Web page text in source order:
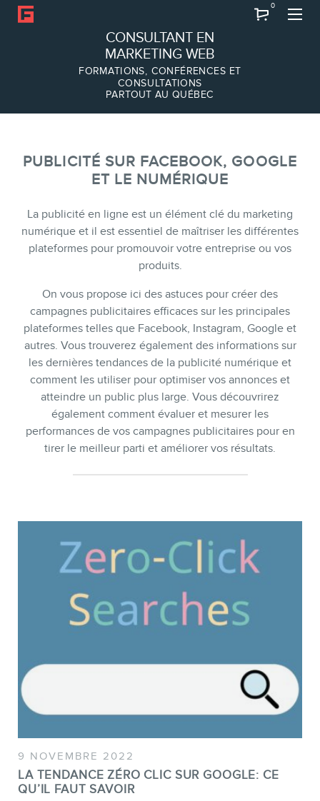
CONSULTANT EN
MARKETING WEB
FORMATIONS, CONFÉRENCES ET
CONSULTATIONS
PARTOUT AU QUÉBEC
0
À PROPOS
Équipe
SERVICES
Conférences
Formations marketing en ligne
Formations marketing de
groupe
Consultations
Ebooks
BOUTIQUE
PUBLICITÉ SUR FACEBOOK, GOOGLE
ET LE NUMÉRIQUE
La publicité en ligne est un élément clé du marketing
numérique et il est essentiel de maîtriser les différentes
plateformes pour promouvoir votre entreprise ou vos
produits.
On vous propose ici des astuces pour créer des
campagnes publicitaires efficaces sur les principales
plateformes telles que Facebook, Instagram, Google et
autres. Vous trouverez également des informations sur
les dernières tendances de la publicité numérique et
comment les utiliser pour optimiser vos annonces et
atteindre un public plus large. Vous découvrirez
également comment évaluer et mesurer les
performances de vos campagnes publicitaires pour en
tirer le meilleur parti et améliorer vos résultats.
9 NOVEMBRE 2022
LA TENDANCE ZÉRO CLIC SUR GOOGLE: CE
QU’IL FAUT SAVOIR